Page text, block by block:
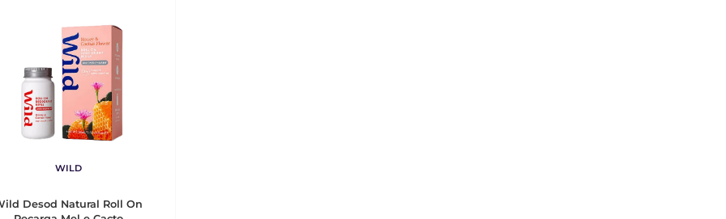
WILD
Desod Natural Roll On